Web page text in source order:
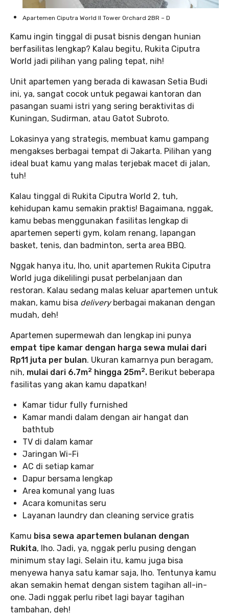
Apartemen Ciputra World II Tower Orchard 2BR – D
Kamu ingin tinggal di pusat bisnis dengan hunian
berfasilitas lengkap? Kalau begitu, Rukita Ciputra
World jadi pilihan yang paling tepat, nih!
Unit apartemen yang berada di kawasan Setia Budi
ini, ya, sangat cocok untuk pegawai kantoran dan
pasangan suami istri yang sering beraktivitas di
Kuningan, Sudirman, atau Gatot Subroto.
Lokasinya yang strategis, membuat kamu gampang
mengakses berbagai tempat di Jakarta. Pilihan yang
ideal buat kamu yang malas terjebak macet di jalan,
tuh!
Kalau tinggal di Rukita Ciputra World 2, tuh,
kehidupan kamu semakin praktis! Bagaimana, nggak,
kamu bebas menggunakan fasilitas lengkap di
apartemen seperti gym, kolam renang, lapangan
basket, tenis, dan badminton, serta area BBQ.
Nggak hanya itu, lho, unit apartemen Rukita Ciputra
World juga dikelilingi pusat perbelanjaan dan
restoran. Kalau sedang malas keluar apartemen untuk
makan, kamu bisa deliveryberbagai makanan dengan
mudah, deh!
Apartemen supermewah dan lengkap ini punya
empat tipe kamar dengan harga sewa mulai dari
Rp11 juta per bulan. Ukuran kamarnya pun beragam,
nih, mulai dari 6.7m2 hingga 25m2. Berikut beberapa
fasilitas yang akan kamu dapatkan!
Kamar tidur fully furnished
Kamar mandi dalam dengan air hangat dan
bathtub
TV di dalam kamar
Jaringan Wi-Fi
AC di setiap kamar
Dapur bersama lengkap
Area komunal yang luas
Acara komunitas seru
Layanan laundry dan cleaning service gratis
Kamu bisa sewa apartemen bulanan dengan
Rukita, lho. Jadi, ya, nggak perlu pusing dengan
minimum stay lagi. Selain itu, kamu juga bisa
menyewa hanya satu kamar saja, lho. Tentunya kamu
akan semakin hemat dengan sistem tagihan all-in-
one. Jadi nggak perlu ribet lagi bayar tagihan
tambahan, deh!